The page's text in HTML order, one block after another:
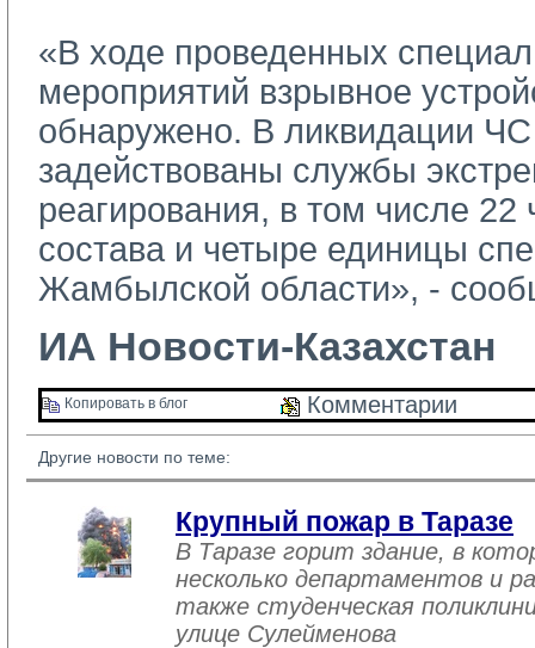
«В ходе проведенных
мероприятий взрывное
обнаружено. В ликвидации
задействованы службы
реагирования, в том числе 22
состава и четыре единицы
Жамбылской области», -
ИА Новости-Казахстан
Копировать в блог Комментарии
Другие новости по теме:
Крупный пожар в Таразе
В Таразе горит здание, в
несколько департаментов и
также студенческая
улице Сулейменова